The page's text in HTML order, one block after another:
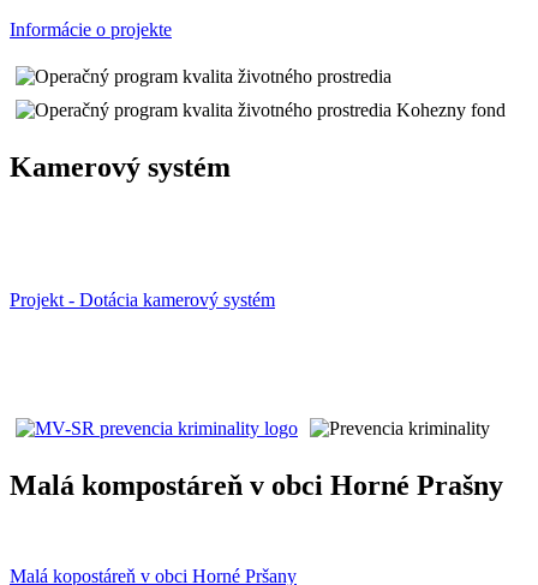
Informácie o projekte
Kamerový systém
Projekt - Dotácia kamerový systém
Malá kompostáreň v obci Horné Prašny
Malá kopostáreň v obci Horné Pršany